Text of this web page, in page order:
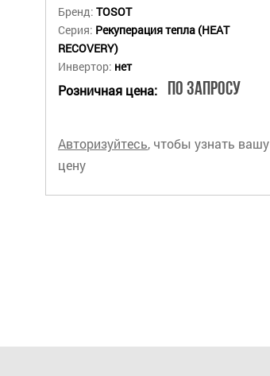
Бренд: TOSOT
Серия: Рекуперация тепла (HEAT
RECOVERY)
Инвертор: нет
Розничная цена: По запросу
Авторизуйтесь, чтобы узнать вашу
цену